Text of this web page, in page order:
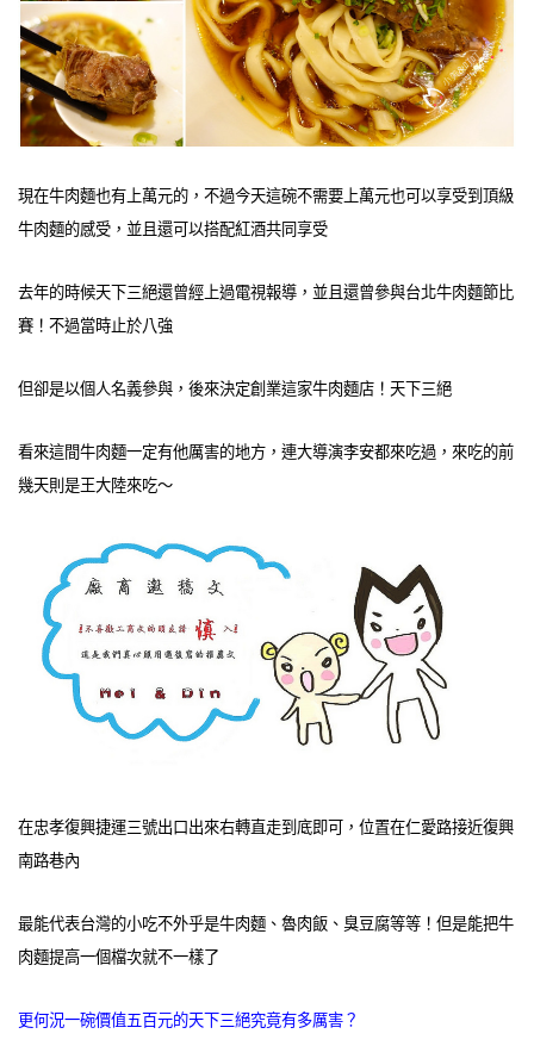
現在牛肉麵也有上萬元的，不過今天這碗不需要上萬元也可以享受到頂級
牛肉麵的感受，並且還可以搭配紅酒共同享受
去年的時候天下三絕還曾經上過電視報導，並且還曾參與台北牛肉麵節比
賽！不過當時止於八強
但卻是以個人名義參與，後來決定創業這家牛肉麵店！天下三絕
看來這間牛肉麵一定有他厲害的地方，連大導演李安都來吃過，來吃的前
幾天則是王大陸來吃～
在忠孝復興捷運三號出口出來右轉直走到底即可，位置在仁愛路接近復興
南路巷內
最能代表台灣的小吃不外乎是牛肉麵、魯肉飯、臭豆腐等等！但是能把牛
肉麵提高一個檔次就不一樣了
更何況一碗價值五百元的天下三絕究竟有多厲害？